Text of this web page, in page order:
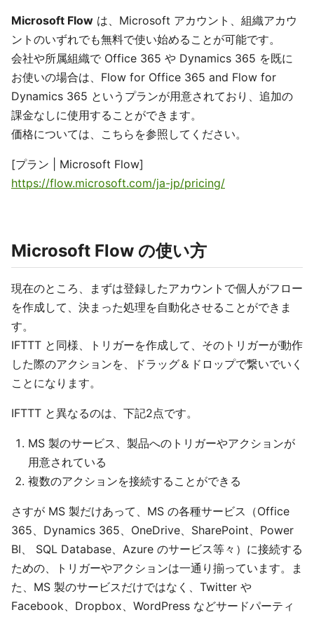
Microsoft Flow は、Microsoft アカウント、組織アカウ
ントのいずれでも無料で使い始めることが可能です。
会社や所属組織で Office 365 や Dynamics 365 を既に
お使いの場合は、Flow for Office 365 and Flow for
Dynamics 365 というプランが用意されており、追加の
課金なしに使用することができます。
価格については、こちらを参照してください。
[プラン | Microsoft Flow]
https://flow.microsoft.com/ja-jp/pricing/
Microsoft Flow の使い方
現在のところ、まずは登録したアカウントで個人がフロー
を作成して、決まった処理を自動化させることができま
す。
IFTTT と同様、トリガーを作成して、そのトリガーが動作
した際のアクションを、ドラッグ＆ドロップで繋いでいく
ことになります。
IFTTT と異なるのは、下記2点です。
MS 製のサービス、製品へのトリガーやアクションが
用意されている
複数のアクションを接続することができる
さすが MS 製だけあって、MS の各種サービス（Office
365、Dynamics 365、OneDrive、SharePoint、Power
BI、 SQL Database、Azure のサービス等々）に接続する
ための、トリガーやアクションは一通り揃っています。ま
た、MS 製のサービスだけではなく、Twitter や
Facebook、Dropbox、WordPress などサードパーティ